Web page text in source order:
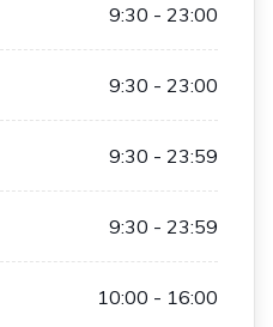
9:30 - 23:00
9:30 - 23:00
9:30 - 23:59
9:30 - 23:59
10:00 - 16:00